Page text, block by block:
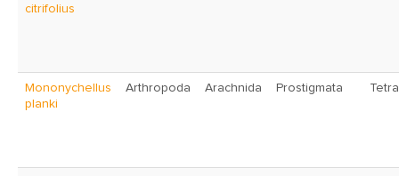
citrifolius
Mononychellus
planki
Arthropoda Arachnida Prostigmata